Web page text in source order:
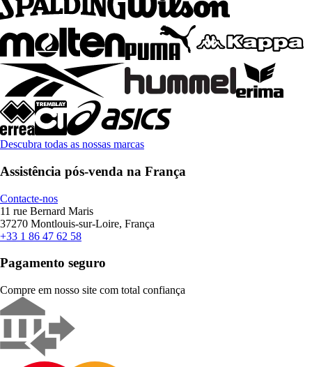
Descubra todas as nossas marcas
Assistência pós-venda na França
Contacte-nos
11 rue Bernard Maris
37270 Montlouis-sur-Loire, França
+33 1 86 47 62 58
Pagamento seguro
Compre em nosso site com total confiança